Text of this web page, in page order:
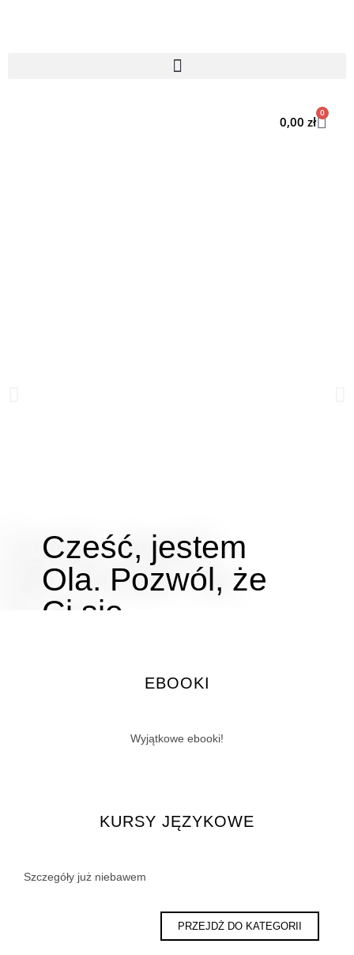
0,00 zł
0
Cześć, jestem
Ola. Pozwól, że
Ci się
EBOOKI
PRZEJDŻ DO KATEGORII
Wyjątkowe ebooki!
KURSY JĘZYKOWE
Szczegóły już niebawem